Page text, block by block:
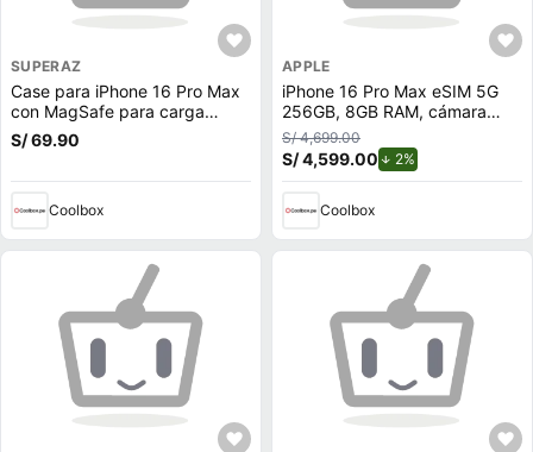
SUPERAZ
Case para iPhone 16 Pro Max
con MagSafe para carga
inalámbrica, con soporte de
cámara, rígido, transparente
S/ 69.90
Coolbox
APPLE
iPhone 16 Pro Max eSIM 5G
256GB, 8GB RAM, cámara
trasera 48MP y frontal 12MP,
6.9"", White-Titanium
S/ 4,699.00
S/ 4,599.00 2%
Coolbox